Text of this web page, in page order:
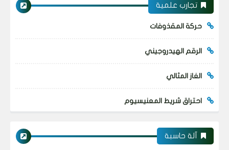
تجارب علمية
حركة المقذوفات
الرقم الهيدروجيني
الغاز المثالي
احتراق شريط المعنيسيوم
آلة حاسبة